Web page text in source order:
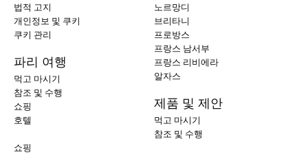
법적 고지
개인정보 및 쿠키
쿠키 관리
파리 여행
먹고 마시기
참조 및 수행
쇼핑
호텔
노르망디
브리타니
프로방스
프랑스 남서부
프랑스 리비에라
알자스
제품 및 제안
먹고 마시기
참조 및 수행
쇼핑